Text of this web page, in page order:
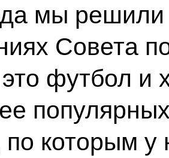
мы
Совета
футбол и
по которым